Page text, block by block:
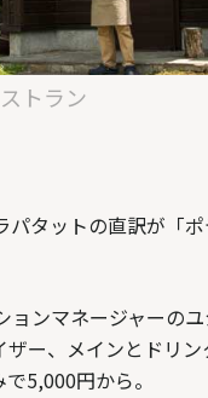
トラン
タットの直訳が「
ンマネージャーの
ー、メインとドリ
5,000円から。